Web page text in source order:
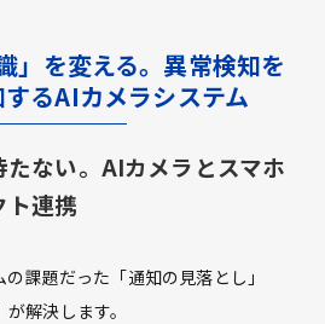
」を変える。異常検知を
するAIカメラシステム
たない。AIカメラとスマホ
ト連携
課題だった「通知の見落とし」
解決します。